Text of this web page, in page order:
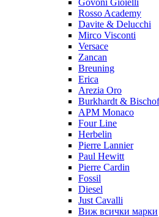
Rosso Academy
Davite & Delucchi
Mirco Visconti
Versace
Zancan
Breuning
Erica
Arezia Oro
Burkhardt &
APM Monaco
Four Line
Herbelin
Pierre Lannier
Paul Hewitt
Pierre Cardin
Fossil
Diesel
Just Cavalli
Виж всички марки